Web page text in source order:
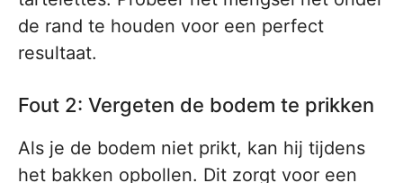
de rand te houden voor een perfect
resultaat.
Fout 2: Vergeten de bodem te prikken
Als je de bodem niet prikt, kan hij tijdens
het bakken opbollen. Dit zorgt voor een